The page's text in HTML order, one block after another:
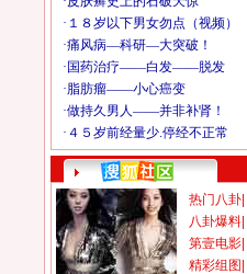
热门八卦
八卦爆料
第壹电影
精彩组图